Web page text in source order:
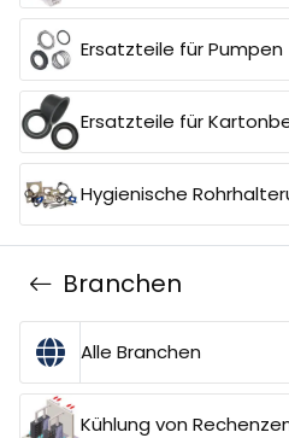
Ersatzteile für Pumpen
Ersatzteile für
Hygienische
Branchen
Alle Branchen
Kühlung von